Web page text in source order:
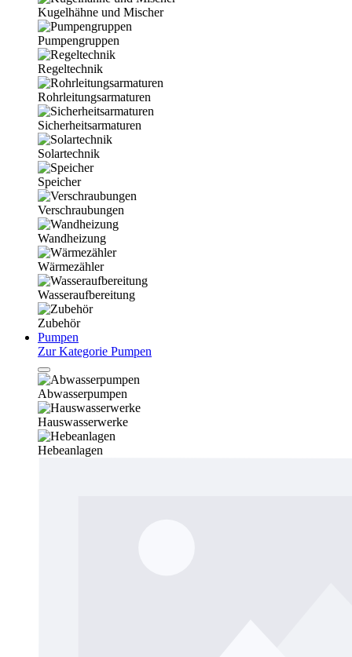
Kugelhähne und Mischer
Pumpengruppen
Regeltechnik
Rohrleitungsarmaturen
Sicherheitsarmaturen
Solartechnik
Speicher
Verschraubungen
Wandheizung
Wärmezähler
Wasseraufbereitung
Zubehör
Pumpen
Zur Kategorie Pumpen
Abwasserpumpen
Hauswasserwerke
Hebeanlagen